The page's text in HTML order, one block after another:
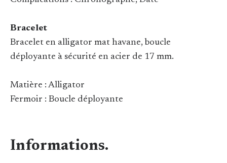
Bracelet
Bracelet en alligator mat havane, boucle
déployante à sécurité en acier de 17 mm.
Matière : Alligator
Fermoir : Boucle déployante
Informations.